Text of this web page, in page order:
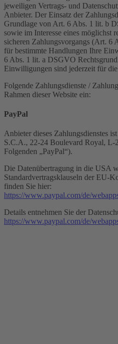
jeweiligen Vertrags- und
Anbieter. Der Einsatz der
Grundlage von Art. 6 Abs. 1 lit. b
sowie im Interesse eines möglichst
sicheren Zahlungsvorgangs (Art.
für bestimmte Handlungen Ihre
6 Abs. 1 lit. a DSGVO
Einwilligungen sind jederzeit für
Folgende Zahlungsdienste /
Rahmen dieser Website ein:
PayPal
Anbieter dieses Zahlungsdienstes
S.C.A., 22-24 Boulevard Royal, L-
Folgenden „PayPal“).
Die Datenübertragung in die USA
Standardvertragsklauseln der EU-
finden Sie hier:
https://www.paypal.com/de/
Details entnehmen Sie der
https://www.paypal.com/de/